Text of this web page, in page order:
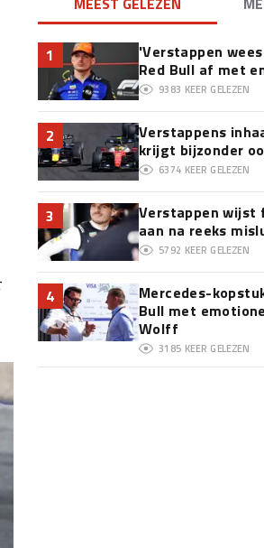
1
'Verstappen
Red Bull af met
9383 KEER GELEZEN
2
Verstappens
krijgt bijzonder
6374 KEER GELEZEN
3
Verstappen wijst
aan na reeks
5792 KEER GELEZEN
4
Mercedes-
Bull met
Wolff
3185 KEER GELEZEN